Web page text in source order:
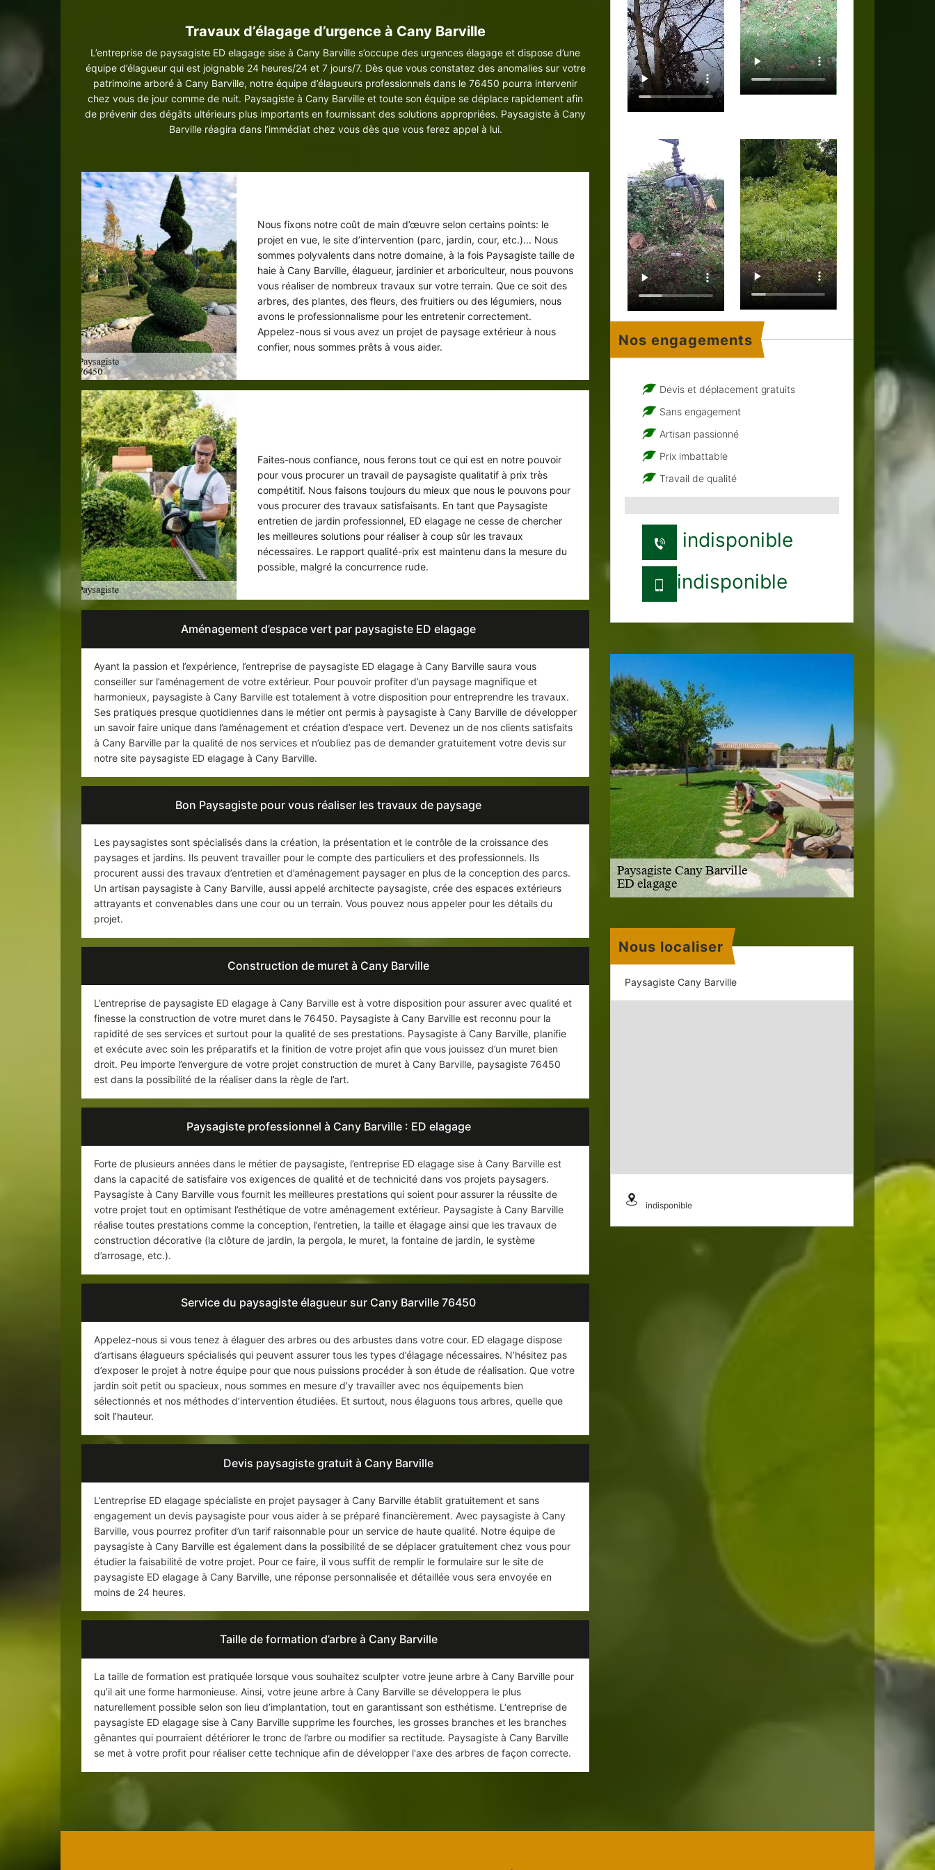
Travaux d’élagage d’urgence à Cany Barville
L’entreprise de paysagiste ED elagage sise à Cany Barville s’occupe des urgences élagage et dispose d’une
équipe d’élagueur qui est joignable 24 heures/24 et 7 jours/7. Dès que vous constatez des anomalies sur votre
patrimoine arboré à Cany Barville, notre équipe d’élagueurs professionnels dans le 76450 pourra intervenir
chez vous de jour comme de nuit. Paysagiste à Cany Barville et toute son équipe se déplace rapidement afin
de prévenir des dégâts ultérieurs plus importants en fournissant des solutions appropriées. Paysagiste à Cany
Barville réagira dans l’immédiat chez vous dès que vous ferez appel à lui.
Nous fixons notre coût de main d’œuvre selon certains points: le
projet en vue, le site d’intervention (parc, jardin, cour, etc.)... Nous
sommes polyvalents dans notre domaine, à la fois Paysagiste taille de
haie à Cany Barville, élagueur, jardinier et arboriculteur, nous pouvons
vous réaliser de nombreux travaux sur votre terrain. Que ce soit des
arbres, des plantes, des fleurs, des fruitiers ou des légumiers, nous
avons le professionnalisme pour les entretenir correctement.
Appelez-nous si vous avez un projet de paysage extérieur à nous
confier, nous sommes prêts à vous aider.
Faites-nous confiance, nous ferons tout ce qui est en notre pouvoir
pour vous procurer un travail de paysagiste qualitatif à prix très
compétitif. Nous faisons toujours du mieux que nous le pouvons pour
vous procurer des travaux satisfaisants. En tant que Paysagiste
entretien de jardin professionnel, ED elagage ne cesse de chercher
les meilleures solutions pour réaliser à coup sûr les travaux
nécessaires. Le rapport qualité-prix est maintenu dans la mesure du
possible, malgré la concurrence rude.
Aménagement d’espace vert par paysagiste ED elagage
Ayant la passion et l’expérience, l’entreprise de paysagiste ED elagage à Cany Barville saura vous
conseiller sur l’aménagement de votre extérieur. Pour pouvoir profiter d’un paysage magnifique et
harmonieux, paysagiste à Cany Barville est totalement à votre disposition pour entreprendre les travaux.
Ses pratiques presque quotidiennes dans le métier ont permis à paysagiste à Cany Barville de développer
un savoir faire unique dans l’aménagement et création d’espace vert. Devenez un de nos clients satisfaits
à Cany Barville par la qualité de nos services et n’oubliez pas de demander gratuitement votre devis sur
notre site paysagiste ED elagage à Cany Barville.
Bon Paysagiste pour vous réaliser les travaux de paysage
Les paysagistes sont spécialisés dans la création, la présentation et le contrôle de la croissance des
paysages et jardins. Ils peuvent travailler pour le compte des particuliers et des professionnels. Ils
procurent aussi des travaux d’entretien et d’aménagement paysager en plus de la conception des parcs.
Un artisan paysagiste à Cany Barville, aussi appelé architecte paysagiste, crée des espaces extérieurs
attrayants et convenables dans une cour ou un terrain. Vous pouvez nous appeler pour les détails du
projet.
Construction de muret à Cany Barville
L’entreprise de paysagiste ED elagage à Cany Barville est à votre disposition pour assurer avec qualité et
finesse la construction de votre muret dans le 76450. Paysagiste à Cany Barville est reconnu pour la
rapidité de ses services et surtout pour la qualité de ses prestations. Paysagiste à Cany Barville, planifie
et exécute avec soin les préparatifs et la finition de votre projet afin que vous jouissez d’un muret bien
droit. Peu importe l’envergure de votre projet construction de muret à Cany Barville, paysagiste 76450
est dans la possibilité de la réaliser dans la règle de l’art.
Paysagiste professionnel à Cany Barville : ED elagage
Forte de plusieurs années dans le métier de paysagiste, l’entreprise ED elagage sise à Cany Barville est
dans la capacité de satisfaire vos exigences de qualité et de technicité dans vos projets paysagers.
Paysagiste à Cany Barville vous fournit les meilleures prestations qui soient pour assurer la réussite de
votre projet tout en optimisant l’esthétique de votre aménagement extérieur. Paysagiste à Cany Barville
réalise toutes prestations comme la conception, l’entretien, la taille et élagage ainsi que les travaux de
construction décorative (la clôture de jardin, la pergola, le muret, la fontaine de jardin, le système
d’arrosage, etc.).
Service du paysagiste élagueur sur Cany Barville 76450
Appelez-nous si vous tenez à élaguer des arbres ou des arbustes dans votre cour. ED elagage dispose
d’artisans élagueurs spécialisés qui peuvent assurer tous les types d’élagage nécessaires. N’hésitez pas
d’exposer le projet à notre équipe pour que nous puissions procéder à son étude de réalisation. Que votre
jardin soit petit ou spacieux, nous sommes en mesure d’y travailler avec nos équipements bien
sélectionnés et nos méthodes d’intervention étudiées. Et surtout, nous élaguons tous arbres, quelle que
soit l’hauteur.
Devis paysagiste gratuit à Cany Barville
L’entreprise ED elagage spécialiste en projet paysager à Cany Barville établit gratuitement et sans
engagement un devis paysagiste pour vous aider à se préparé financièrement. Avec paysagiste à Cany
Barville, vous pourrez profiter d’un tarif raisonnable pour un service de haute qualité. Notre équipe de
paysagiste à Cany Barville est également dans la possibilité de se déplacer gratuitement chez vous pour
étudier la faisabilité de votre projet. Pour ce faire, il vous suffit de remplir le formulaire sur le site de
paysagiste ED elagage à Cany Barville, une réponse personnalisée et détaillée vous sera envoyée en
moins de 24 heures.
Taille de formation d’arbre à Cany Barville
La taille de formation est pratiquée lorsque vous souhaitez sculpter votre jeune arbre à Cany Barville pour
qu’il ait une forme harmonieuse. Ainsi, votre jeune arbre à Cany Barville se développera le plus
naturellement possible selon son lieu d’implantation, tout en garantissant son esthétisme. L‘entreprise de
paysagiste ED elagage sise à Cany Barville supprime les fourches, les grosses branches et les branches
gênantes qui pourraient détériorer le tronc de l’arbre ou modifier sa rectitude. Paysagiste à Cany Barville
se met à votre profit pour réaliser cette technique afin de développer l'axe des arbres de façon correcte.
Nos engagements
Devis et déplacement gratuits
Sans engagement
Artisan passionné
Prix imbattable
Travail de qualité
indisponible
indisponible
Nous localiser
Paysagiste Cany Barville
indisponible